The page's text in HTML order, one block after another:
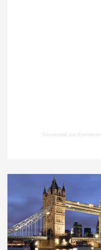
Développé par Eventbrite